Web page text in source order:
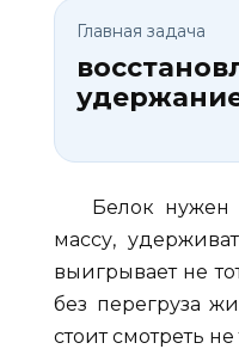
Главная задача
Белок нужен
массу,
выигрывает не
без перегруза
стоит смотреть